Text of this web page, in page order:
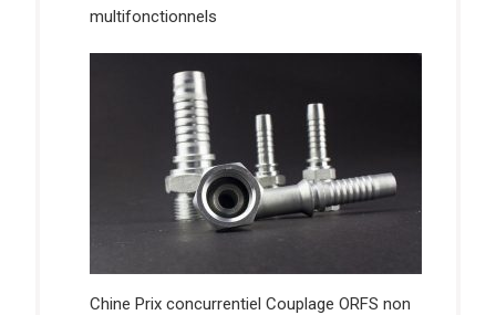
multifonctionnels
Chine Prix concurrentiel Couplage ORFS non